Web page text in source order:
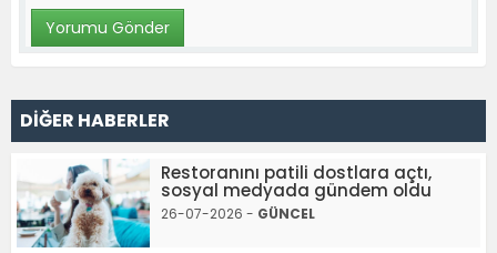
DİĞER HABERLER
Restoranını patili dostlara açtı,
sosyal medyada gündem oldu
26-07-2026 - GÜNCEL